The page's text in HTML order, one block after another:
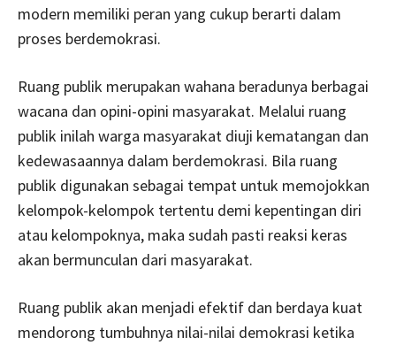
modern memiliki peran yang cukup berarti dalam
proses berdemokrasi.
Ruang publik merupakan wahana beradunya berbagai
wacana dan opini-opini masyarakat. Melalui ruang
publik inilah warga masyarakat diuji kematangan dan
kedewasaannya dalam berdemokrasi. Bila ruang
publik digunakan sebagai tempat untuk memojokkan
kelompok-kelompok tertentu demi kepentingan diri
atau kelompoknya, maka sudah pasti reaksi keras
akan bermunculan dari masyarakat.
Ruang publik akan menjadi efektif dan berdaya kuat
mendorong tumbuhnya nilai-nilai demokrasi ketika